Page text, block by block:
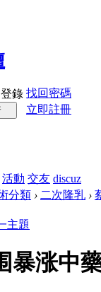
錄 找回密碼
立即註冊
活動 交友 discuz
分類 › 二次隆乳 ›
暴涨中